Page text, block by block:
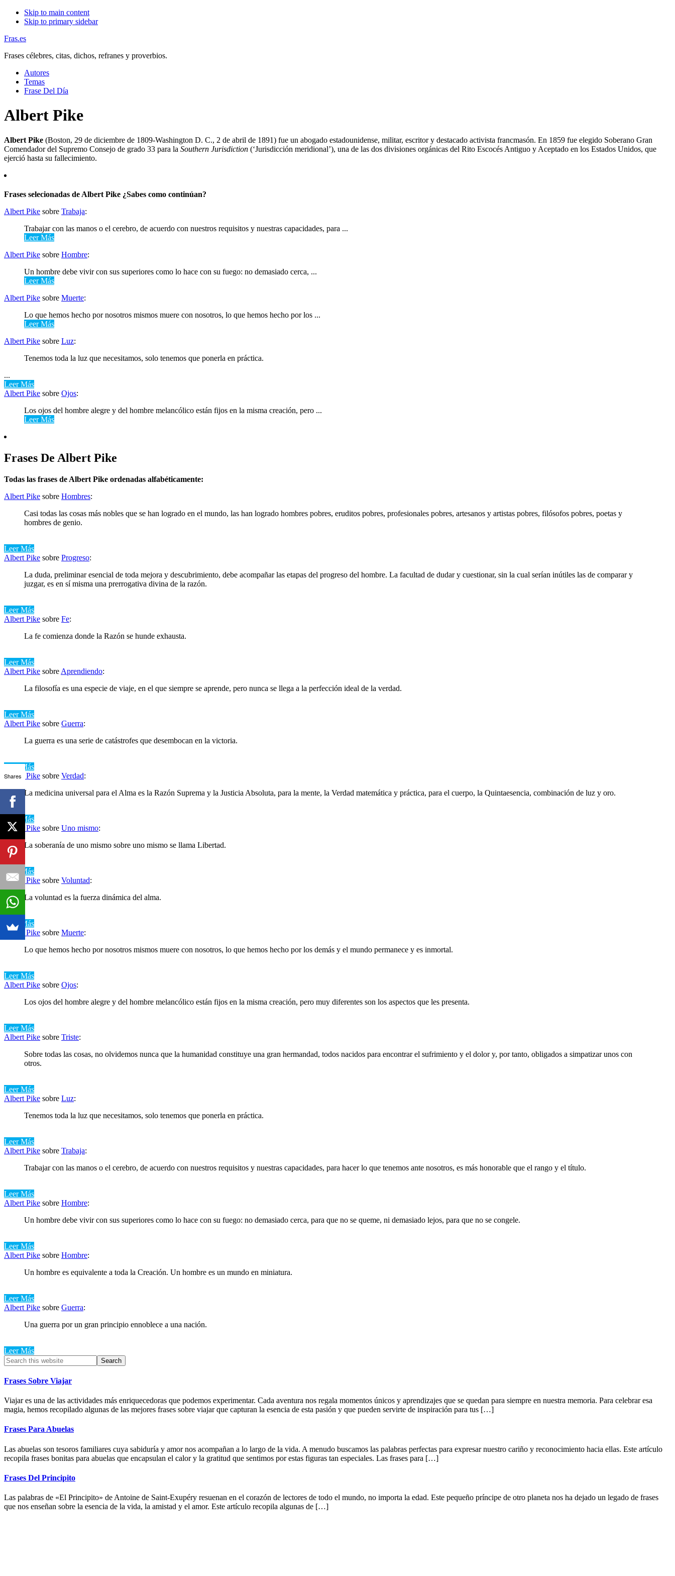
Skip to main content
Skip to primary sidebar
Fras.es
Frases célebres, citas, dichos, refranes y proverbios.
Autores
Temas
Frase Del Día
Albert Pike
Albert Pike (Boston, 29 de diciembre de 1809-Washington D. C., 2 de abril de 1891) fue un abogado estadounidense, militar, escritor y destacado activista francmasón. En 1859 fue elegido Soberano Gran
Comendador del Supremo Consejo de grado 33 para la Southern Jurisdiction (‘Jurisdicción meridional’), una de las dos divisiones orgánicas del Rito Escocés Antiguo y Aceptado en los Estados Unidos, que
ejerció hasta su fallecimiento.
Frases selecionadas de Albert Pike ¿Sabes como continúan?
Albert Pike sobre Trabaja:
Trabajar con las manos o el cerebro, de acuerdo con nuestros requisitos y nuestras capacidades, para ...
Leer Más
Albert Pike sobre Hombre:
Un hombre debe vivir con sus superiores como lo hace con su fuego: no demasiado cerca, ...
Leer Más
Albert Pike sobre Muerte:
Lo que hemos hecho por nosotros mismos muere con nosotros, lo que hemos hecho por los ...
Leer Más
Albert Pike sobre Luz:
Tenemos toda la luz que necesitamos, solo tenemos que ponerla en práctica.
...
Leer Más
Albert Pike sobre Ojos:
Los ojos del hombre alegre y del hombre melancólico están fijos en la misma creación, pero ...
Leer Más
Frases De Albert Pike
Todas las frases de Albert Pike ordenadas alfabéticamente:
Albert Pike sobre Hombres:
Casi todas las cosas más nobles que se han logrado en el mundo, las han logrado hombres pobres, eruditos pobres, profesionales pobres, artesanos y artistas pobres, filósofos pobres, poetas y
hombres de genio.
Leer Más
Albert Pike sobre Progreso:
La duda, preliminar esencial de toda mejora y descubrimiento, debe acompañar las etapas del progreso del hombre. La facultad de dudar y cuestionar, sin la cual serían inútiles las de comparar y
juzgar, es en sí misma una prerrogativa divina de la razón.
Leer Más
Albert Pike sobre Fe:
La fe comienza donde la Razón se hunde exhausta.
Leer Más
Albert Pike sobre Aprendiendo:
La filosofía es una especie de viaje, en el que siempre se aprende, pero nunca se llega a la perfección ideal de la verdad.
Leer Más
Albert Pike sobre Guerra:
La guerra es una serie de catástrofes que desembocan en la victoria.
Leer Más
Albert Pike sobre Verdad:
La medicina universal para el Alma es la Razón Suprema y la Justicia Absoluta, para la mente, la Verdad matemática y práctica, para el cuerpo, la Quintaesencia, combinación de luz y oro.
Leer Más
Albert Pike sobre Uno mismo:
La soberanía de uno mismo sobre uno mismo se llama Libertad.
Leer Más
Albert Pike sobre Voluntad:
La voluntad es la fuerza dinámica del alma.
Leer Más
Albert Pike sobre Muerte:
Lo que hemos hecho por nosotros mismos muere con nosotros, lo que hemos hecho por los demás y el mundo permanece y es inmortal.
Leer Más
Albert Pike sobre Ojos:
Los ojos del hombre alegre y del hombre melancólico están fijos en la misma creación, pero muy diferentes son los aspectos que les presenta.
Leer Más
Albert Pike sobre Triste:
Sobre todas las cosas, no olvidemos nunca que la humanidad constituye una gran hermandad, todos nacidos para encontrar el sufrimiento y el dolor y, por tanto, obligados a simpatizar unos con
otros.
Leer Más
Albert Pike sobre Luz:
Tenemos toda la luz que necesitamos, solo tenemos que ponerla en práctica.
Leer Más
Albert Pike sobre Trabaja:
Trabajar con las manos o el cerebro, de acuerdo con nuestros requisitos y nuestras capacidades, para hacer lo que tenemos ante nosotros, es más honorable que el rango y el título.
Leer Más
Albert Pike sobre Hombre:
Un hombre debe vivir con sus superiores como lo hace con su fuego: no demasiado cerca, para que no se queme, ni demasiado lejos, para que no se congele.
Leer Más
Albert Pike sobre Hombre:
Un hombre es equivalente a toda la Creación. Un hombre es un mundo en miniatura.
Leer Más
Albert Pike sobre Guerra:
Una guerra por un gran principio ennoblece a una nación.
Leer Más
Primary
Sidebar
Search
this
website
Frases Sobre Viajar
Viajar es una de las actividades más enriquecedoras que podemos experimentar. Cada aventura nos regala momentos únicos y aprendizajes que se quedan para siempre en nuestra memoria. Para celebrar esa
magia, hemos recopilado algunas de las mejores frases sobre viajar que capturan la esencia de esta pasión y que pueden servirte de inspiración para tus […]
Frases Para Abuelas
Las abuelas son tesoros familiares cuya sabiduría y amor nos acompañan a lo largo de la vida. A menudo buscamos las palabras perfectas para expresar nuestro cariño y reconocimiento hacia ellas. Este artículo
recopila frases bonitas para abuelas que encapsulan el calor y la gratitud que sentimos por estas figuras tan especiales. Las frases para […]
Frases Del Principito
Las palabras de «El Principito» de Antoine de Saint-Exupéry resuenan en el corazón de lectores de todo el mundo, no importa la edad. Este pequeño príncipe de otro planeta nos ha dejado un legado de frases
que nos enseñan sobre la esencia de la vida, la amistad y el amor. Este artículo recopila algunas de […]
Shares